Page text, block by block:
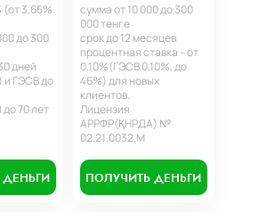
(от 3,65%
до 300
дней
и ГЭСВ до
до 70 лет
сумма от 10 000 до 300
000 тенге
срок до 12 месяцев
процентная ставка – от
0,10%(ГЭСВ 0,10%, до
46%) для новых
клиентов.
Лицензия
АРРФР(ҚНРДА) №
02.21.0032.М
ПОЛУЧИТЬ ДЕНЬГИ